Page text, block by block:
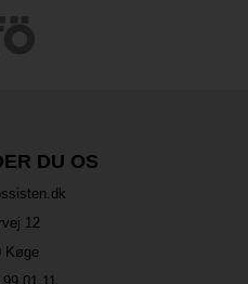
DU OS
12
Køge
99 01 11